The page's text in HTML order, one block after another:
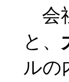
会
と、
ルの